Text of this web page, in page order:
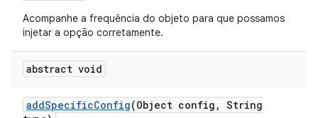
Acompanhe a frequência do objeto para que possamos
injetar a opção corretamente.
abstract void
addSpecificConfig(Object config , String